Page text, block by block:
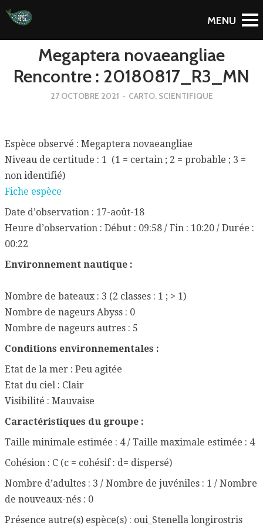
To Blog
Megaptera novaeangliae
Rencontre : 20180817_R3_MN
27 OCTOBRE 2021 - CARTO, SCIENTIFIQUE
Espèce observé : Megaptera novaeangliae
Niveau de certitude : 1 (1 = certain ; 2 = probable ; 3 =
non identifié)
Fiche espèce
Date d’observation : 17-août-18
Heure d’observation : Début : 09:58 / Fin : 10:20 / Durée :
00:22
Environnement nautique :
Nombre de bateaux : 3 (2 classes : 1 ; > 1)
Nombre de nageurs Abyss : 0
Nombre de nageurs autres : 5
Conditions environnementales :
Etat de la mer : Peu agitée
Etat du ciel : Clair
Visibilité : Mauvaise
Caractéristiques du groupe :
Taille minimale estimée : 4 / Taille maximale estimée : 4
Cohésion : C (c = cohésif : d= dispersé)
Nombre d’adultes : 3 / Nombre de juvéniles : 1 / Nombre
de nouveaux-nés : 0
Présence autre(s) espèce(s) : oui_Stenella longirostris